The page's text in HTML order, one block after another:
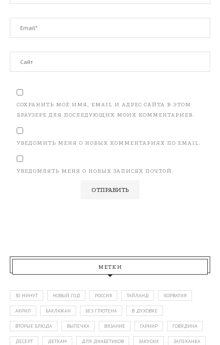
СОХРАНИТЬ МОЁ ИМЯ, EMAIL И АДРЕС САЙТА В ЭТОМ
БРАУЗЕРЕ ДЛЯ ПОСЛЕДУЮЩИХ МОИХ КОММЕНТАРИЕВ.
УВЕДОМИТЬ МЕНЯ О НОВЫХ КОММЕНТАРИЯХ ПО EMAIL.
УВЕДОМЛЯТЬ МЕНЯ О НОВЫХ ЗАПИСЯХ ПОЧТОЙ.
МЕТКИ
30 МИНУТ НОВЫЙ ГОД РОССИЯ ТАЙЛАНД ХОРВАТИЯ
АКРИЛ БАКЛАЖАН БЕЗ ГЛЮТЕНА В ДУХОВКЕ
ВТОРЫЕ БЛЮДА ВЫПЕЧКА ВЯЗАНИЕ ГАРНИР ГОВЯДИНА
ДЕСЕРТ ДЕТКАМ ДЛЯ ДИАБЕТИКОВ ЗАКУСКИ ЗАПЕКАНКА